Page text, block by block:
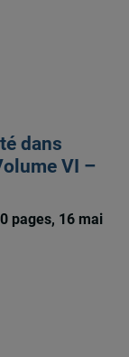
dans
VI –
pages, 16 mai